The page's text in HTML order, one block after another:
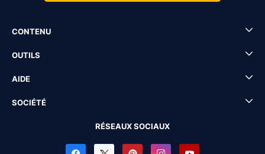
CONTENU
OUTILS
AIDE
SOCIÉTÉ
RÉSEAUX SOCIAUX